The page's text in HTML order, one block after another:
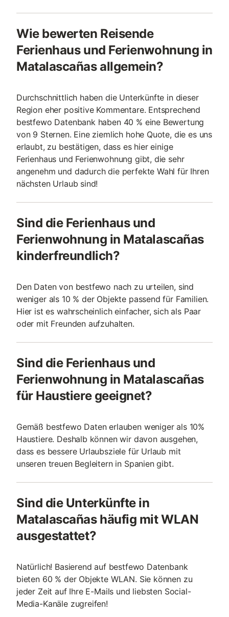
Wie bewerten Reisende
Ferienhaus und Ferienwohnung in
Matalascañas allgemein?
Durchschnittlich haben die Unterkünfte in dieser
Region eher positive Kommentare. Entsprechend
bestfewo Datenbank haben 40 % eine Bewertung
von 9 Sternen. Eine ziemlich hohe Quote, die es uns
erlaubt, zu bestätigen, dass es hier einige
Ferienhaus und Ferienwohnung gibt, die sehr
angenehm und dadurch die perfekte Wahl für Ihren
nächsten Urlaub sind!
Sind die Ferienhaus und
Ferienwohnung in Matalascañas
kinderfreundlich?
Den Daten von bestfewo nach zu urteilen, sind
weniger als 10 % der Objekte passend für Familien.
Hier ist es wahrscheinlich einfacher, sich als Paar
oder mit Freunden aufzuhalten.
Sind die Ferienhaus und
Ferienwohnung in Matalascañas
für Haustiere geeignet?
Gemäß bestfewo Daten erlauben weniger als 10%
Haustiere. Deshalb können wir davon ausgehen,
dass es bessere Urlaubsziele für Urlaub mit
unseren treuen Begleitern in Spanien gibt.
Sind die Unterkünfte in
Matalascañas häufig mit WLAN
ausgestattet?
Natürlich! Basierend auf bestfewo Datenbank
bieten 60 % der Objekte WLAN. Sie können zu
jeder Zeit auf Ihre E-Mails und liebsten Social-
Media-Kanäle zugreifen!